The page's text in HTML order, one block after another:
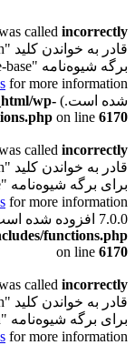
called incorrectly
برگه شیوه‌نامه "wd-style-base" نیستیم. Please see
شده است.) in wp-
on line 6170
called incorrectly
برای برگه شیوه‌نامه "wd-header-base" نیستیم. Please see
7.0.0 افزوده شده است.) in
functions.php
on line 6170
called incorrectly
برای برگه شیوه‌نامه "wd-int-rank-math" نیستیم. Please see